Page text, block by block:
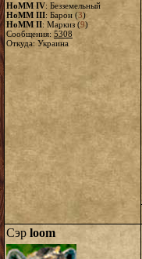
HoMM IV: Безземельный
HoMM III: Барон (3)
HoMM II: Маркиз (9)
Сообщения: 5308
Откуда: Украина
Сэр loom